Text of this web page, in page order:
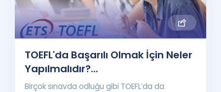
TOEFL'da Başarılı Olmak İçin Neler
Yapılmalıdır?...
Birçok sınavda odluğu gibi TOEFL’da da